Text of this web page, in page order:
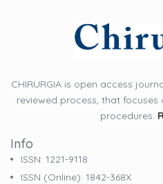
CHIRURGIA is open access
reviewed process, that
procedures.
Info
ISSN: 1221-9118
ISSN (online): 1842-368X